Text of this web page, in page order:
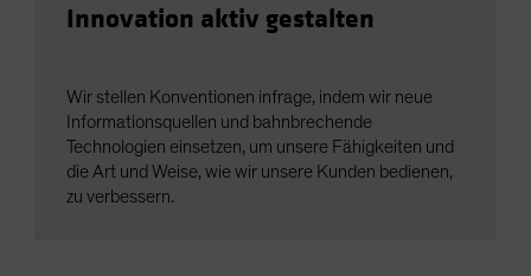
Innovation aktiv gestalten
Wir stellen Konventionen infrage, indem wir neue
Informationsquellen und bahnbrechende
Technologien einsetzen, um unsere Fähigkeiten und
die Art und Weise, wie wir unsere Kunden bedienen,
zu verbessern.